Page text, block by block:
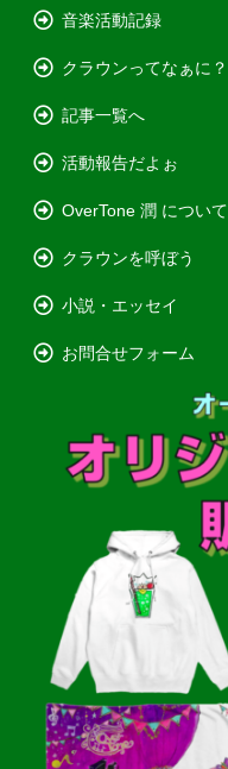
音楽活動記録
クラウンってなぁに？
記事一覧へ
活動報告だよぉ
OverTone 潤 について
クラウンを呼ぼう
小説・エッセイ
お問合せフォーム